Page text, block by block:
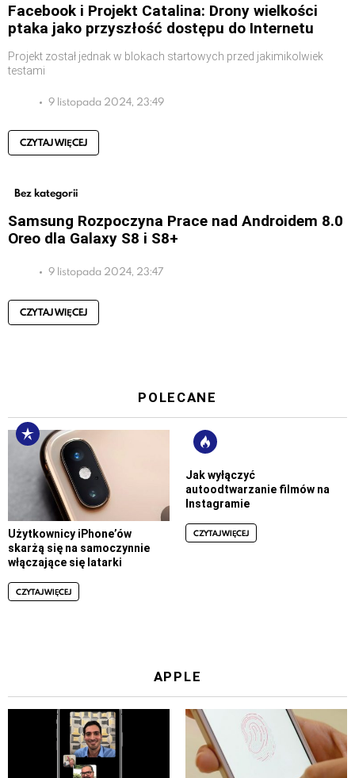
Facebook i Projekt Catalina: Drony wielkości
ptaka jako przyszłość dostępu do Internetu
Projekt został jednak w blokach startowych przed jakimikolwiek
testami
9 listopada 2024, 23:49
CZYTAJ WIĘCEJ
Bez kategorii
Samsung Rozpoczyna Prace nad Androidem 8.0
Oreo dla Galaxy S8 i S8+
9 listopada 2024, 23:47
CZYTAJ WIĘCEJ
POLECANE
Użytkownicy iPhone’ów
skarżą się na samoczynnie
włączające się latarki
CZYTAJ WIĘCEJ
Jak wyłączyć
autoodtwarzanie filmów na
Instagramie
CZYTAJ WIĘCEJ
APPLE